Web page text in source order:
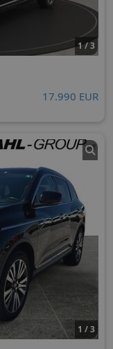
1 / 3
17.990 EUR
1 / 3